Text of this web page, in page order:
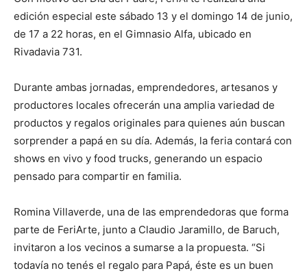
edición especial este sábado 13 y el domingo 14 de junio,
de 17 a 22 horas, en el Gimnasio Alfa, ubicado en
Rivadavia 731.
Durante ambas jornadas, emprendedores, artesanos y
productores locales ofrecerán una amplia variedad de
productos y regalos originales para quienes aún buscan
sorprender a papá en su día. Además, la feria contará con
shows en vivo y food trucks, generando un espacio
pensado para compartir en familia.
Romina Villaverde, una de las emprendedoras que forma
parte de FeriArte, junto a Claudio Jaramillo, de Baruch,
invitaron a los vecinos a sumarse a la propuesta. “Si
todavía no tenés el regalo para Papá, éste es un buen